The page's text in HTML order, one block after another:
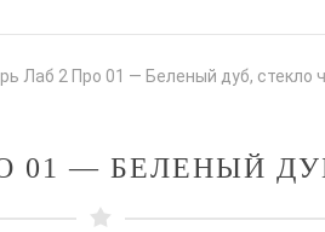
Лаб 2 Про 01 — Беленый дуб, стекло
01 — БЕЛЕНЫЙ